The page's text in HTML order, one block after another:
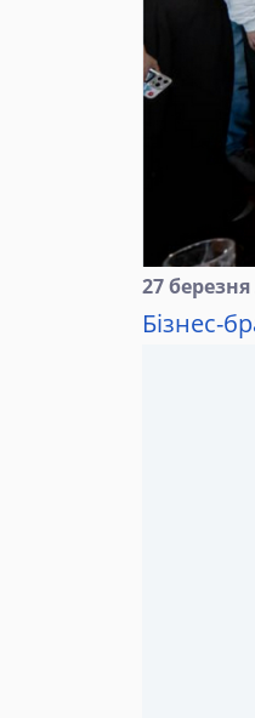
27 березня
Бізнес-